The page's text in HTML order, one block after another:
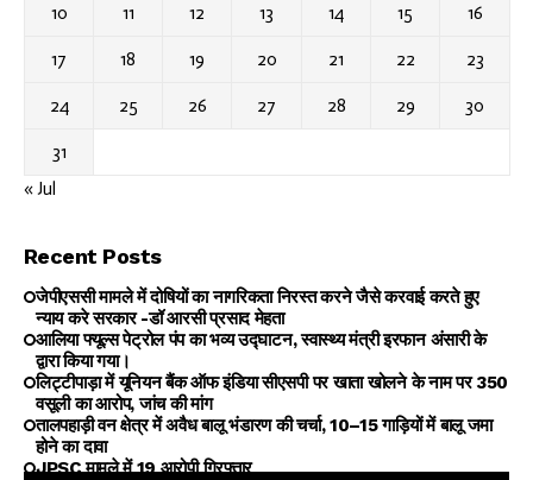
10 11 12 13 14 15 16
17 18 19 20 21 22 23
24 25 26 27 28 29 30
31
« Jul
Recent Posts
जेपीएससी मामले में दोषियों का नागरिकता निरस्त करने जैसे करवाई करते हुए
न्याय करे सरकार -डॉ आरसी प्रसाद मेहता
आलिया फ्यूल्स पेट्रोल पंप का भव्य उद्घाटन, स्वास्थ्य मंत्री इरफान अंसारी के
द्वारा किया गया।
लिट्टीपाड़ा में यूनियन बैंक ऑफ इंडिया सीएसपी पर खाता खोलने के नाम पर ₹350
वसूली का आरोप, जांच की मांग
तालपहाड़ी वन क्षेत्र में अवैध बालू भंडारण की चर्चा, 10–15 गाड़ियों में बालू जमा
होने का दावा
JPSC मामले में 19 आरोपी गिरफ्तार